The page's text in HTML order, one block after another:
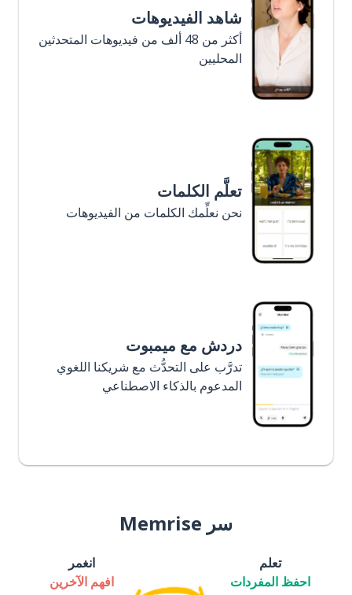
شاهد الفيديوهات
أكثر من 48 ألف من فيديوهات المتحدثين
المحليين
تعلَّم الكلمات
نحن نعلِّمك الكلمات من الفيديوهات
دردش مع ميمبوت
تدرَّب على التحدُّث مع شريكنا اللغوي
المدعوم بالذكاء الاصطناعي
سر Memrise
تعلم
احفظ المفردات
انغمر
افهم الآخرين